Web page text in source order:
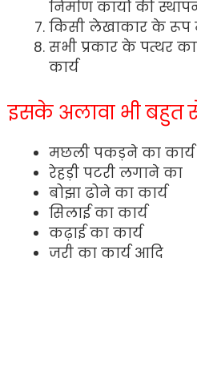
निर्माण कार्यों की
किसी लेखाकार के रूप
सभी प्रकार के पत्थर
कार्य
इसके अलावा भी बहुत
मछली पकड़ने का कार्य
रेहड़ी पटरी लगाने का
बोझा ढोने का कार्य
सिलाई का कार्य
कढ़ाई का कार्य
जरी का कार्य आदि